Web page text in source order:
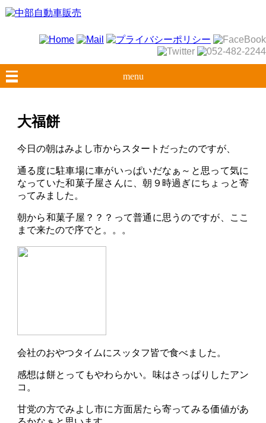
menu
大福餅
今日の朝はみよし市からスタートだったのですが、
通る度に駐車場に車がいっぱいだなぁ～と思って気に
なっていた和菓子屋さんに、朝９時過ぎにちょっと寄
ってみました。
朝から和菓子屋？？？って普通に思うのですが、ここ
まで来たので序でと。。。
会社のおやつタイムにスッタフ皆で食べました。
感想は餅とってもやわらかい。味はさっぱりしたアン
コ。
甘党の方でみよし市に方面居たら寄ってみる価値があ